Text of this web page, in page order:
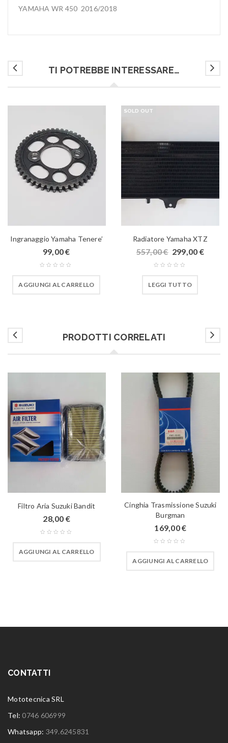
YAMAHA WR 450 2016/2018
TI POTREBBE INTERESSARE…
Ingranaggio Yamaha Tenere’
99,00€
AGGIUNGI AL CARRELLO
SOLD OUT
Radiatore Yamaha XTZ
557,00€ 299,00 €
LEGGI TUTTO
PRODOTTI CORRELATI
Filtro Aria Suzuki Bandit
28,00 €
AGGIUNGI AL CARRELLO
Cinghia Trasmissione Suzuki
Burgman
169,00€
AGGIUNGI AL CARRELLO
CONTATTI
Mototecnica SRL
Tel:0746 606999
Whatsapp: 349.6245831